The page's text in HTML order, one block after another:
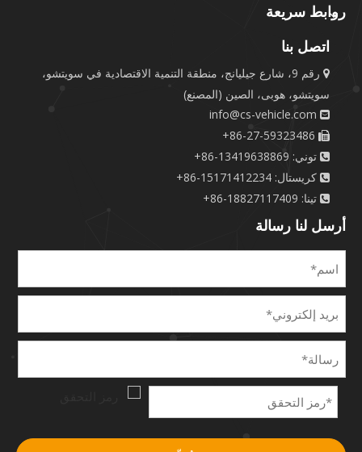
روابط سريعة
اتصل بنا

رقم 9، شارع جيليانج، منطقة التنمية الاقتصادية في سويتشو،
سويتشو، هوبى، الصين (المصنع)

info@cs-vehicle.com

 توني: 13419638869-86+
 كريستال: 15171412234-86+
 تينا: 18827117409-86+
أرسل لنا رسالة